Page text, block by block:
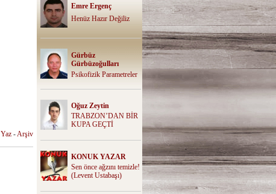
- Arşiv
Emre Ergenç
Henüz Hazır Değiliz
Gürbüz
Gürbüzoğulları
Psikofizik Parametreler
Oğuz Zeytin
TRABZON’DAN BİR
KUPA GEÇTİ
KONUK YAZAR
Sen önce ağzını temizle!
(Levent Ustabaşı)